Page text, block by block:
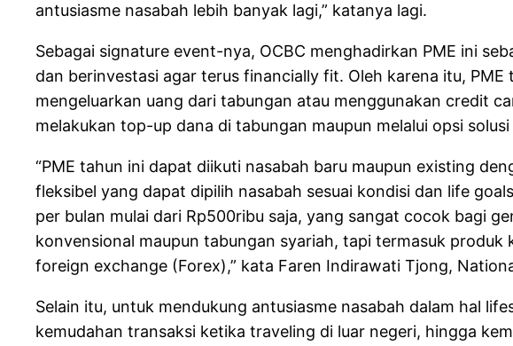
antusiasme nasabah lebih banyak lagi,” katanya lagi.
Sebagai signature event-nya, OCBC menghadirkan PME ini
dan berinvestasi agar terus financially fit. Oleh karena itu,
mengeluarkan uang dari tabungan atau menggunakan credit
melakukan top-up dana di tabungan maupun melalui opsi
“PME tahun ini dapat diikuti nasabah baru maupun existing
fleksibel yang dapat dipilih nasabah sesuai kondisi dan life
per bulan mulai dari Rp500ribu saja, yang sangat cocok bagi
konvensional maupun tabungan syariah, tapi termasuk
foreign exchange (Forex),” kata Faren Indirawati Tjong,
Selain itu, untuk mendukung antusiasme nasabah dalam hal
kemudahan transaksi ketika traveling di luar negeri, hingga